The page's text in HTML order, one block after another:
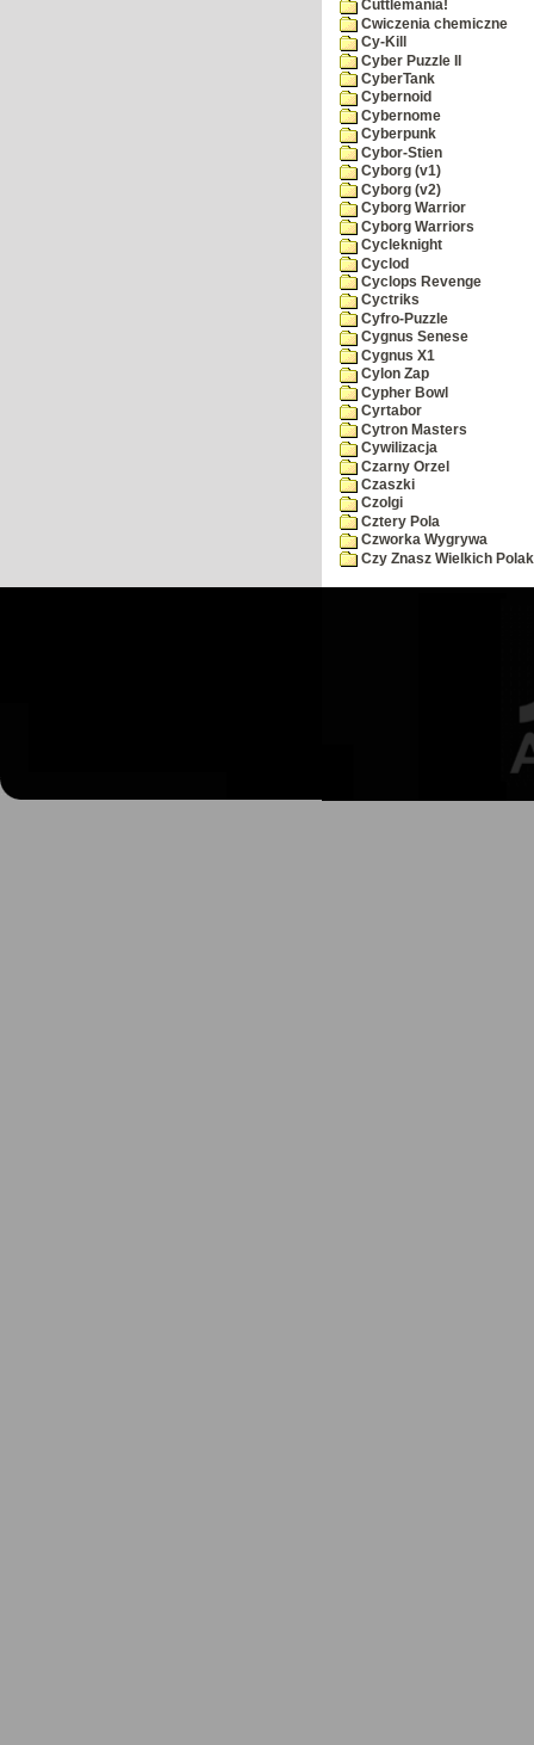
Cuttlemania!
Cwiczenia chemiczne
Cy-Kill
Cyber Puzzle II
CyberTank
Cybernoid
Cybernome
Cyberpunk
Cybor-Stien
Cyborg (v1)
Cyborg (v2)
Cyborg Warrior
Cyborg Warriors
Cycleknight
Cyclod
Cyclops Revenge
Cyctriks
Cyfro-Puzzle
Cygnus Senese
Cygnus X1
Cylon Zap
Cypher Bowl
Cyrtabor
Cytron Masters
Cywilizacja
Czarny Orzel
Czaszki
Czolgi
Cztery Pola
Czworka Wygrywa
Czy Znasz Wielkich